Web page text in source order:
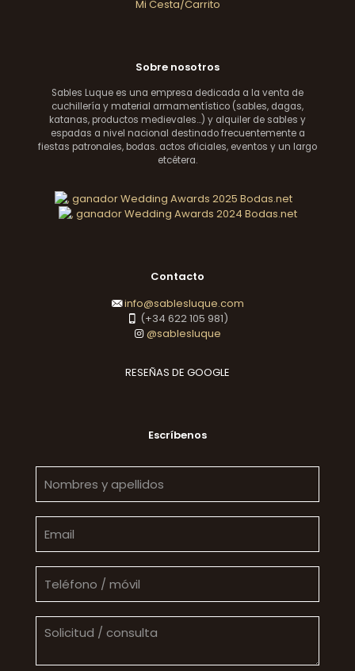
Mi Cesta/Carrito
Sobre nosotros
Sables Luque es una empresa dedicada a la venta de
cuchillería y material armamentístico (sables, dagas,
katanas, productos medievales...) y alquiler de sables y
espadas a nivel nacional destinado frecuentemente a
fiestas patronales, bodas. actos oficiales, eventos y un largo
etcétera.
Contacto
info@sablesluque.com
(+34 622 105 981)
@sablesluque
RESEÑAS DE GOOGLE
Escríbenos